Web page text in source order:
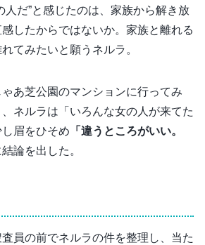
人だ”と感じたのは、家族から解き放
したからではないか。家族と離れる
てみたいと願うネルラ。
あ芝公園のマンションに行ってみ
ネルラは「いろんな女の人が来てた
眉をひそめ 「違うところがいい。
論を出した。
員の前でネルラの件を整理し、当た